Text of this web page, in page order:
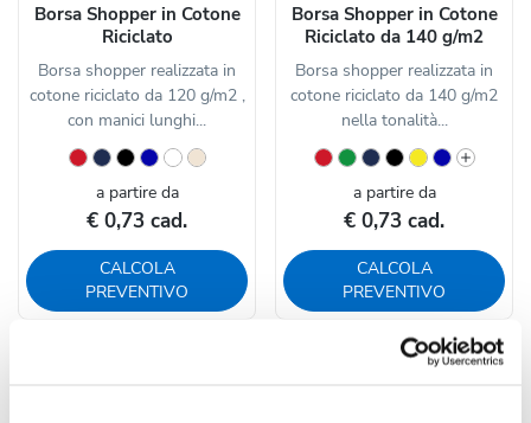
Borsa Shopper in Cotone
Riciclato
Borsa shopper realizzata in
cotone riciclato da 120 g/m2 ,
con manici lunghi...
a partire da
€ 0,73 cad.
CALCOLA
PREVENTIVO
Borsa Shopper in Cotone
Riciclato da 140 g/m2
Borsa shopper realizzata in
cotone riciclato da 140 g/m2
nella tonalità...
a partire da
€ 0,73 cad.
CALCOLA
PREVENTIVO